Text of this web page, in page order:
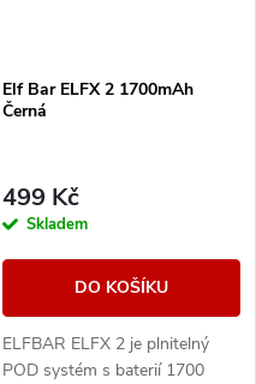
Elf Bar ELFX 2 1700mAh
Černá
499 Kč
Skladem
DO KOŠÍKU
ELFBAR ELFX 2 je plnitelný
POD systém s baterií 1700